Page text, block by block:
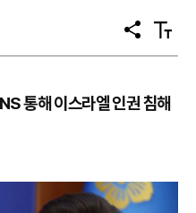
공
유
텍
스
기
통해 이스라엘 인권 침해